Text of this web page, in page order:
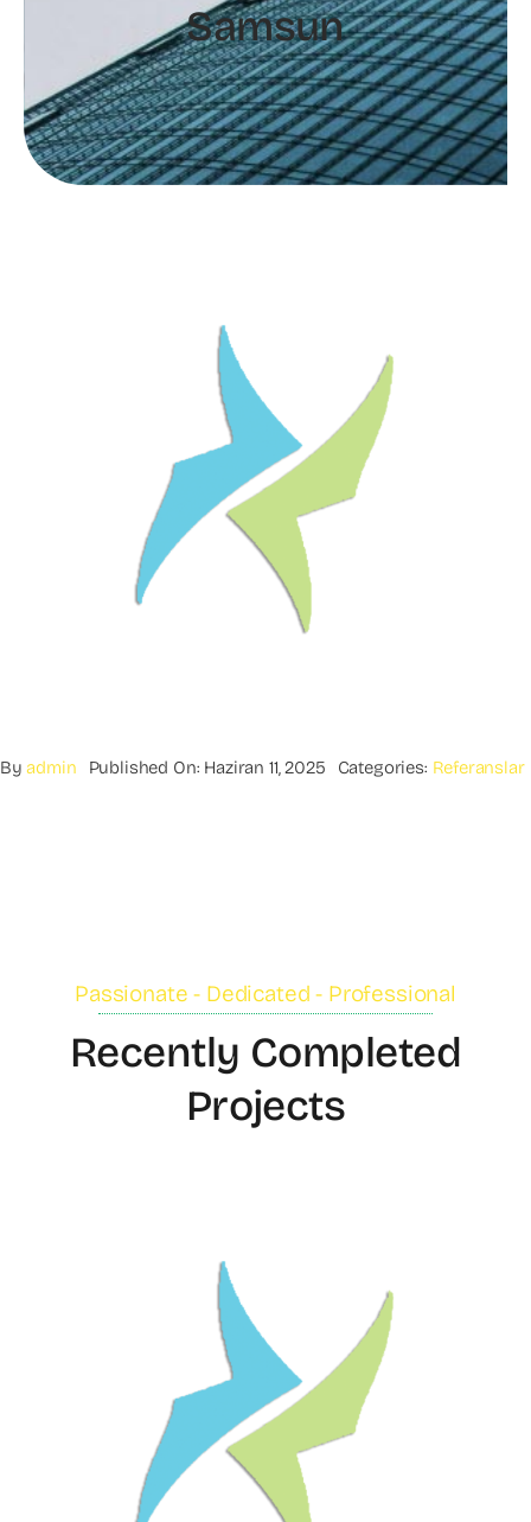
Samsun
Byadmin Published On: Haziran 11, 2025 Categories: Referanslar
Passionate - Dedicated - Professional
Recently Completed
Projects